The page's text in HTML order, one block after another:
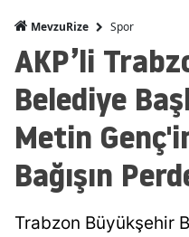
MevzuRize Spor
AKP’li
Belediye
Metin
Bağışın
Trabzon Büyükşehir